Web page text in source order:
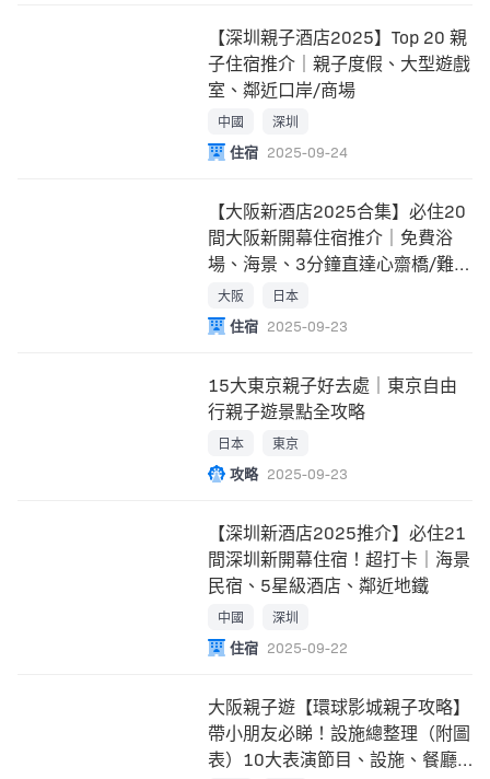
【深圳親子酒店2025】Top 20 親
子住宿推介｜親子度假、大型遊戲
室、鄰近口岸/商場
中國 深圳
住宿 2025-09-24
【大阪新酒店2025合集】必住20
間大阪新開幕住宿推介｜免費浴
場、海景、3分鐘直達心齋橋/難
波/梅田站
大阪 日本
住宿 2025-09-23
15大東京親子好去處｜東京自由
行親子遊景點全攻略
日本 東京
攻略 2025-09-23
【深圳新酒店2025推介】必住21
間深圳新開幕住宿！超打卡｜海景
民宿、5星級酒店、鄰近地鐵
中國 深圳
住宿 2025-09-22
大阪親子遊【環球影城親子攻略】
帶小朋友必睇！設施總整理（附圖
表）10大表演節目、設施、餐廳